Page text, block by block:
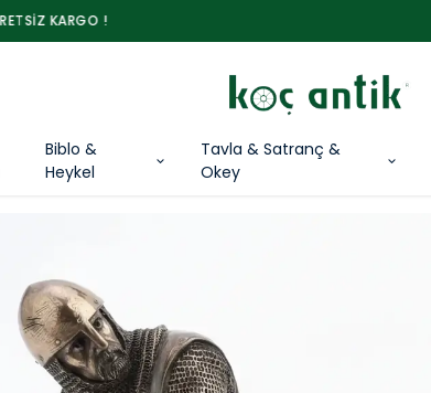
Biblo &
Heykel
Tavla & Satranç &
Okey